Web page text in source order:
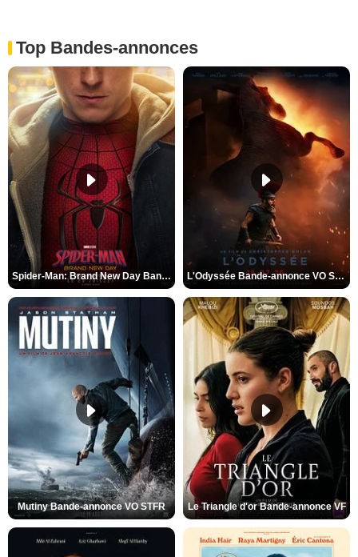
Top Bandes-annonces
Spider-Man: Brand New Day Bande-annonce VO STFR L'Odyssée Bande-annonce VO STFR
Mutiny Bande-annonce VO STFR Le Triangle d'or Bande-annonce VF